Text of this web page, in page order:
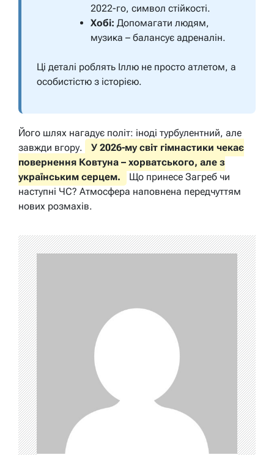
2022-го, символ стійкості.
Хобі: Допомагати людям,
музика – балансує адреналін.
Ці деталі роблять Іллю не просто атлетом, а
особистістю з історією.
Його шлях нагадує політ: іноді турбулентний, але
завжди вгору.
У 2026-му світ гімнастики чекає
повернення Ковтуна – хорватського, але з
українським серцем.
Що принесе Загреб чи
наступні ЧС? Атмосфера наповнена передчуттям
нових розмахів.